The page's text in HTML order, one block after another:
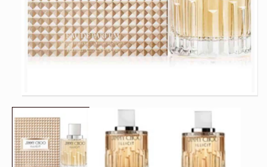
le
média
1
dans
une
fenêtre
modale